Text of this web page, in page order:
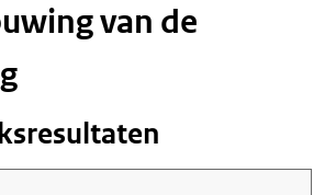
van de